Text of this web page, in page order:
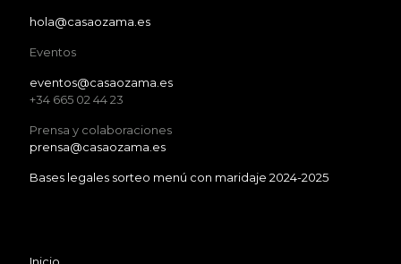
hola@casaozama.es
Eventos
eventos@casaozama.es
+34 665 02 44 23
Prensa y colaboraciones
prensa@casaozama.es
Bases legales sorteo menú con maridaje 2024-2025